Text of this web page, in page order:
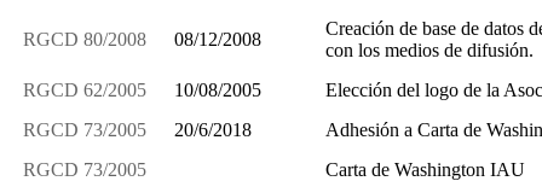
RGCD 80/2008 08/12/2008
Creación de base de datos
con los medios de difusión.
RGCD 62/2005
10/08/2005
Elección del logo de la
RGCD 73/2005
20/6/2018
Adhesión a Carta de
RGCD 73/2005
Carta de Washington IAU